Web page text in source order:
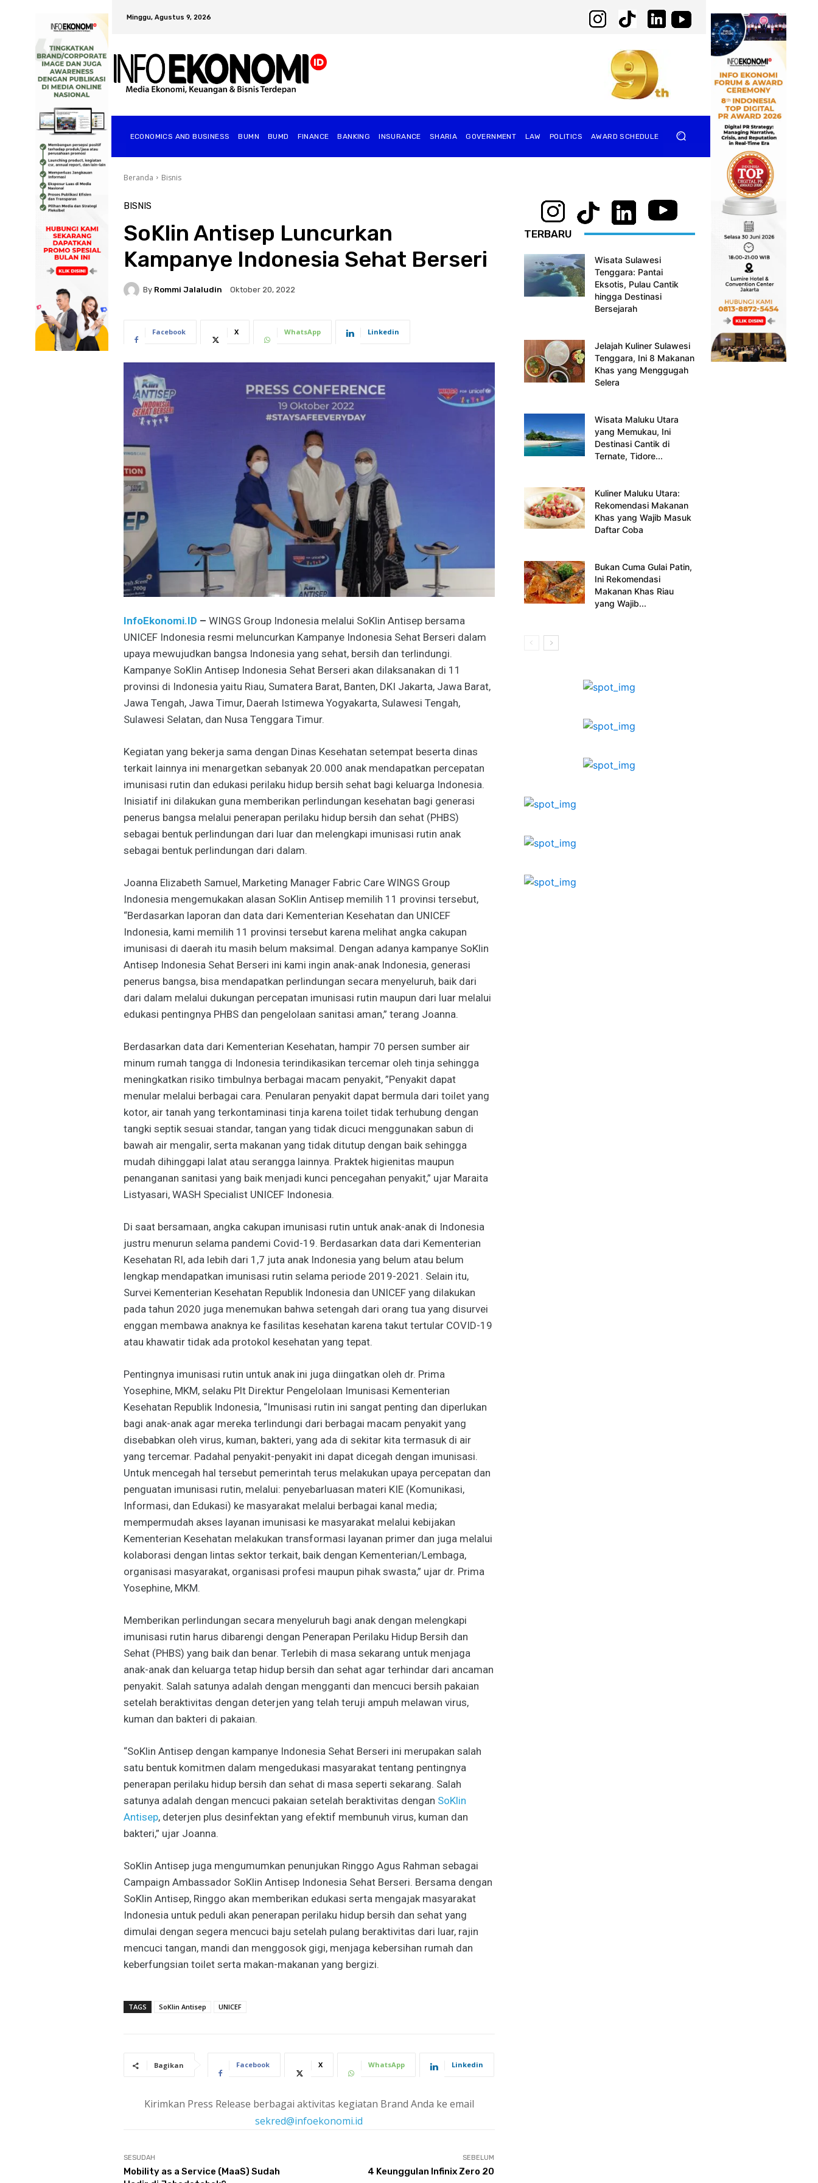
Minggu, Agustus 9, 2026
ECONOMICS AND BUSINESS BUMN BUMD FINANCE BANKING INSURANCE SHARIA GOVERNMENT ⁠LAW POLITICS AWARD SCHEDULE
Beranda Bisnis
BISNIS
SoKlin Antisep Luncurkan
Kampanye Indonesia Sehat Berseri
By Rommi Jalaludin Oktober 20, 2022
Facebook X WhatsApp Linkedin
InfoEkonomi.ID – WINGS Group Indonesia melalui SoKlin Antisep bersama
UNICEF Indonesia resmi meluncurkan Kampanye Indonesia Sehat Berseri dalam
upaya mewujudkan bangsa Indonesia yang sehat, bersih dan terlindungi.
Kampanye SoKlin Antisep Indonesia Sehat Berseri akan dilaksanakan di 11
provinsi di Indonesia yaitu Riau, Sumatera Barat, Banten, DKI Jakarta, Jawa Barat,
Jawa Tengah, Jawa Timur, Daerah Istimewa Yogyakarta, Sulawesi Tengah,
Sulawesi Selatan, dan Nusa Tenggara Timur.
Kegiatan yang bekerja sama dengan Dinas Kesehatan setempat beserta dinas
terkait lainnya ini menargetkan sebanyak 20.000 anak mendapatkan percepatan
imunisasi rutin dan edukasi perilaku hidup bersih sehat bagi keluarga Indonesia.
Inisiatif ini dilakukan guna memberikan perlindungan kesehatan bagi generasi
penerus bangsa melalui penerapan perilaku hidup bersih dan sehat (PHBS)
sebagai bentuk perlindungan dari luar dan melengkapi imunisasi rutin anak
sebagai bentuk perlindungan dari dalam.
Joanna Elizabeth Samuel, Marketing Manager Fabric Care WINGS Group
Indonesia mengemukakan alasan SoKlin Antisep memilih 11 provinsi tersebut,
“Berdasarkan laporan dan data dari Kementerian Kesehatan dan UNICEF
Indonesia, kami memilih 11 provinsi tersebut karena melihat angka cakupan
imunisasi di daerah itu masih belum maksimal. Dengan adanya kampanye SoKlin
Antisep Indonesia Sehat Berseri ini kami ingin anak-anak Indonesia, generasi
penerus bangsa, bisa mendapatkan perlindungan secara menyeluruh, baik dari
dari dalam melalui dukungan percepatan imunisasi rutin maupun dari luar melalui
edukasi pentingnya PHBS dan pengelolaan sanitasi aman,” terang Joanna.
Berdasarkan data dari Kementerian Kesehatan, hampir 70 persen sumber air
minum rumah tangga di Indonesia terindikasikan tercemar oleh tinja sehingga
meningkatkan risiko timbulnya berbagai macam penyakit, ”Penyakit dapat
menular melalui berbagai cara. Penularan penyakit dapat bermula dari toilet yang
kotor, air tanah yang terkontaminasi tinja karena toilet tidak terhubung dengan
tangki septik sesuai standar, tangan yang tidak dicuci menggunakan sabun di
bawah air mengalir, serta makanan yang tidak ditutup dengan baik sehingga
mudah dihinggapi lalat atau serangga lainnya. Praktek higienitas maupun
penanganan sanitasi yang baik menjadi kunci pencegahan penyakit,” ujar Maraita
Listyasari, WASH Specialist UNICEF Indonesia.
Di saat bersamaan, angka cakupan imunisasi rutin untuk anak-anak di Indonesia
justru menurun selama pandemi Covid-19. Berdasarkan data dari Kementerian
Kesehatan RI, ada lebih dari 1,7 juta anak Indonesia yang belum atau belum
lengkap mendapatkan imunisasi rutin selama periode 2019-2021. Selain itu,
Survei Kementerian Kesehatan Republik Indonesia dan UNICEF yang dilakukan
pada tahun 2020 juga menemukan bahwa setengah dari orang tua yang disurvei
enggan membawa anaknya ke fasilitas kesehatan karena takut tertular COVID-19
atau khawatir tidak ada protokol kesehatan yang tepat.
Pentingnya imunisasi rutin untuk anak ini juga diingatkan oleh dr. Prima
Yosephine, MKM, selaku Plt Direktur Pengelolaan Imunisasi Kementerian
Kesehatan Republik Indonesia, “Imunisasi rutin ini sangat penting dan diperlukan
bagi anak-anak agar mereka terlindungi dari berbagai macam penyakit yang
disebabkan oleh virus, kuman, bakteri, yang ada di sekitar kita termasuk di air
yang tercemar. Padahal penyakit-penyakit ini dapat dicegah dengan imunisasi.
Untuk mencegah hal tersebut pemerintah terus melakukan upaya percepatan dan
penguatan imunisasi rutin, melalui: penyebarluasan materi KIE (Komunikasi,
Informasi, dan Edukasi) ke masyarakat melalui berbagai kanal media;
mempermudah akses layanan imunisasi ke masyarakat melalui kebijakan
Kementerian Kesehatan melakukan transformasi layanan primer dan juga melalui
kolaborasi dengan lintas sektor terkait, baik dengan Kementerian/Lembaga,
organisasi masyarakat, organisasi profesi maupun pihak swasta,” ujar dr. Prima
Yosephine, MKM.
Memberikan perlindungan secara menyeluruh bagi anak dengan melengkapi
imunisasi rutin harus dibarengi dengan Penerapan Perilaku Hidup Bersih dan
Sehat (PHBS) yang baik dan benar. Terlebih di masa sekarang untuk menjaga
anak-anak dan keluarga tetap hidup bersih dan sehat agar terhindar dari ancaman
penyakit. Salah satunya adalah dengan mengganti dan mencuci bersih pakaian
setelah beraktivitas dengan deterjen yang telah teruji ampuh melawan virus,
kuman dan bakteri di pakaian.
“SoKlin Antisep dengan kampanye Indonesia Sehat Berseri ini merupakan salah
satu bentuk komitmen dalam mengedukasi masyarakat tentang pentingnya
penerapan perilaku hidup bersih dan sehat di masa seperti sekarang. Salah
satunya adalah dengan mencuci pakaian setelah beraktivitas dengan SoKlin
Antisep, deterjen plus desinfektan yang efektif membunuh virus, kuman dan
bakteri,” ujar Joanna.
SoKlin Antisep juga mengumumkan penunjukan Ringgo Agus Rahman sebagai
Campaign Ambassador SoKlin Antisep Indonesia Sehat Berseri. Bersama dengan
SoKlin Antisep, Ringgo akan memberikan edukasi serta mengajak masyarakat
Indonesia untuk peduli akan penerapan perilaku hidup bersih dan sehat yang
dimulai dengan segera mencuci baju setelah pulang beraktivitas dari luar, rajin
mencuci tangan, mandi dan menggosok gigi, menjaga kebersihan rumah dan
keberfungsian toilet serta makan-makanan yang bergizi.
TAGS SoKlin Antisep UNICEF
Bagikan Facebook X WhatsApp Linkedin
Kirimkan Press Release berbagai aktivitas kegiatan Brand Anda ke email
sekred@infoekonomi.id
SESUDAH
Mobility as a Service (MaaS) Sudah
SEBELUM
4 Keunggulan Infinix Zero 20
TERBARU
Wisata Sulawesi
Tenggara: Pantai
Eksotis, Pulau Cantik
hingga Destinasi
Bersejarah
Jelajah Kuliner Sulawesi
Tenggara, Ini 8 Makanan
Khas yang Menggugah
Selera
Wisata Maluku Utara
yang Memukau, Ini
Destinasi Cantik di
Ternate, Tidore...
Kuliner Maluku Utara:
Rekomendasi Makanan
Khas yang Wajib Masuk
Daftar Coba
Bukan Cuma Gulai Patin,
Ini Rekomendasi
Makanan Khas Riau
yang Wajib...